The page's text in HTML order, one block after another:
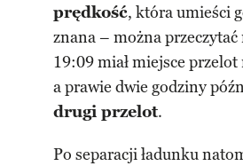
prędkość, która umieści
znana – można
19:09 miał miejsce
a prawie dwie godziny
drugi przelot.
Po separacji ładunku